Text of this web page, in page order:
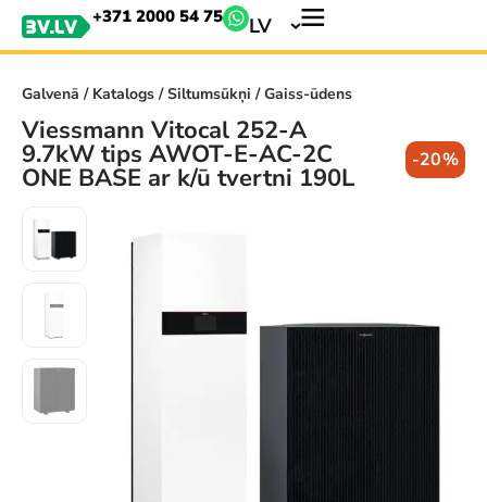
+371 2000 54 75 LV
Galvenā / Katalogs/Siltumsūkņi / Gaiss-ūdens
Viessmann Vitocal 252-A
9.7kW tips AWOT-E-AC-2C
ONE BASE ar k/ū tvertni 190L
-20%